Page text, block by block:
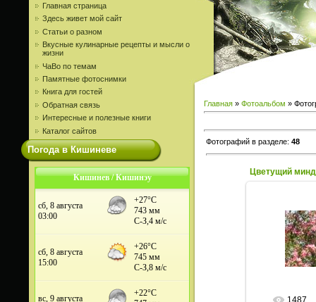
Главная страница
Здесь живет мой сайт
Статьи о разном
Вкусные кулинарные рецепты и мысли о
жизни
ЧаВо по темам
Памятные фотоснимки
Книга для гостей
Обратная связь
Интересные и полезные книги
Каталог сайтов
Погода в Кишиневе
Кишинев / Кишинэу
Главная » Фотоальбом »
Фотографий в разделе: 48
Цветущий
Цветущий
1487